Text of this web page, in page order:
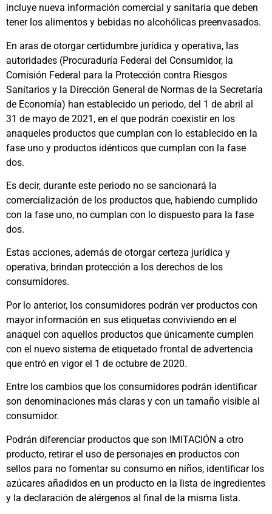
incluye nueva información comercial y sanitaria que deben
tener los alimentos y bebidas no alcohólicas preenvasados.
En aras de otorgar certidumbre jurídica y operativa, las
autoridades (Procuraduría Federal del Consumidor, la
Comisión Federal para la Protección contra Riesgos
Sanitarios y la Dirección General de Normas de la Secretaría
de Economía) han establecido un periodo, del 1 de abril al
31 de mayo de 2021, en el que podrán coexistir en los
anaqueles productos que cumplan con lo establecido en la
fase uno y productos idénticos que cumplan con la fase
dos.
Es decir, durante este periodo no se sancionará la
comercialización de los productos que, habiendo cumplido
con la fase uno, no cumplan con lo dispuesto para la fase
dos.
Estas acciones, además de otorgar certeza jurídica y
operativa, brindan protección a los derechos de los
consumidores.
Por lo anterior, los consumidores podrán ver productos con
mayor información en sus etiquetas conviviendo en el
anaquel con aquellos productos que únicamente cumplen
con el nuevo sistema de etiquetado frontal de advertencia
que entró en vigor el 1 de octubre de 2020.
Entre los cambios que los consumidores podrán identificar
son denominaciones más claras y con un tamaño visible al
consumidor.
Podrán diferenciar productos que son IMITACIÓN a otro
producto, retirar el uso de personajes en productos con
sellos para no fomentar su consumo en niños, identificar los
azúcares añadidos en un producto en la lista de ingredientes
y la declaración de alérgenos al final de la misma lista.